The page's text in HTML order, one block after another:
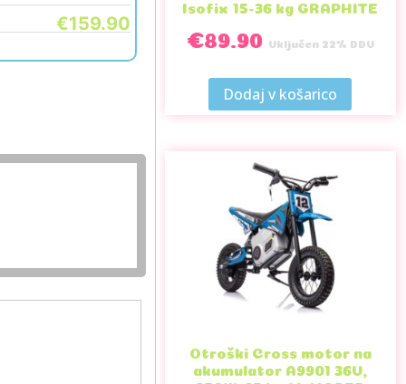
€159.90
Isofix 15-36 kg GRAPHITE
€89.90 Vključen 22% DDV
Dodaj v košarico
Otroški Cross motor na
akumulator A9901 36V,